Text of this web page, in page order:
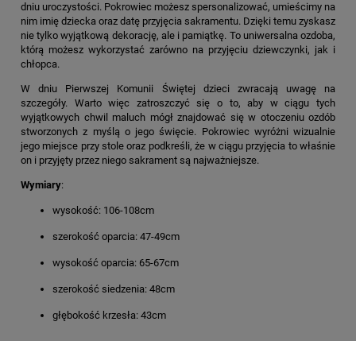
dniu uroczystości. Pokrowiec możesz spersonalizować, umieścimy na
nim imię dziecka oraz datę przyjęcia sakramentu. Dzięki temu zyskasz
nie tylko wyjątkową dekorację, ale i pamiątkę. To uniwersalna ozdoba,
którą możesz wykorzystać zarówno na przyjęciu dziewczynki, jak i
chłopca.
W dniu Pierwszej Komunii Świętej dzieci zwracają uwagę na
szczegóły. Warto więc zatroszczyć się o to, aby w ciągu tych
wyjątkowych chwil maluch mógł znajdować się w otoczeniu ozdób
stworzonych z myślą o jego święcie. Pokrowiec wyróżni wizualnie
jego miejsce przy stole oraz podkreśli, że w ciągu przyjęcia to właśnie
on i przyjęty przez niego sakrament są najważniejsze.
Wymiary:
wysokość: 106-108cm
szerokość oparcia: 47-49cm
wysokość oparcia: 65-67cm
szerokość siedzenia: 48cm
głębokość krzesła: 43cm